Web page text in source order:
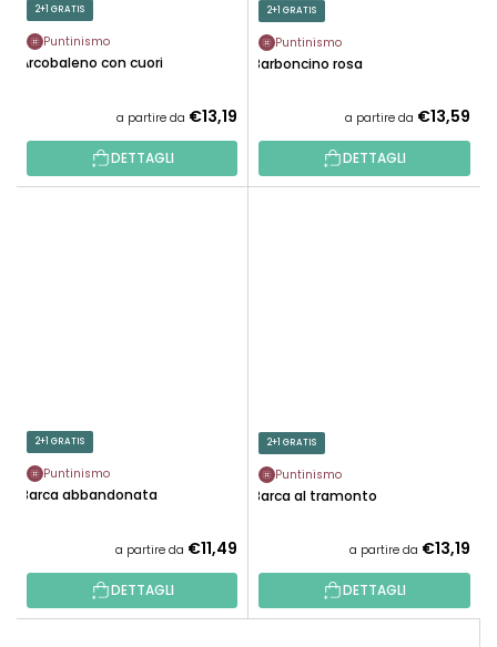
2+1 GRATIS
Puntinismo
Arcobaleno con cuori
a partire da €13,19
DETTAGLI
2+1 GRATIS
Puntinismo
Barboncino rosa
a partire da €13,59
DETTAGLI
2+1 GRATIS
Puntinismo
Barca abbandonata
a partire da €11,49
DETTAGLI
2+1 GRATIS
Puntinismo
Barca al tramonto
a partire da €13,19
DETTAGLI